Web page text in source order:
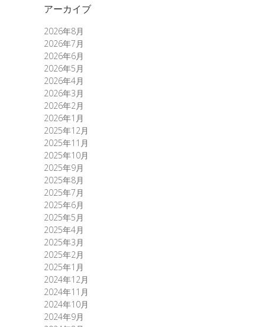
アーカイブ
2026年8月
2026年7月
2026年6月
2026年5月
2026年4月
2026年3月
2026年2月
2026年1月
2025年12月
2025年11月
2025年10月
2025年9月
2025年8月
2025年7月
2025年6月
2025年5月
2025年4月
2025年3月
2025年2月
2025年1月
2024年12月
2024年11月
2024年10月
2024年9月